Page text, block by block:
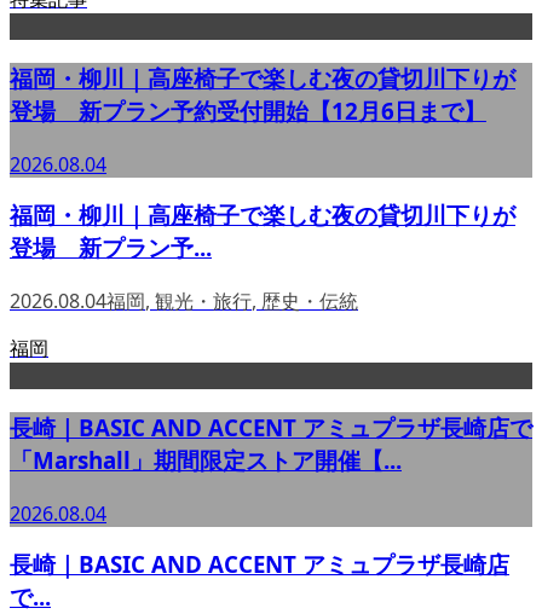
福岡・柳川｜高座椅子で楽しむ夜の貸切川下りが
登場 新プラン予約受付開始【12月6日まで】
2026.08.04
福岡・柳川｜高座椅子で楽しむ夜の貸切川下りが
登場 新プラン予...
2026.08.04福岡, 観光・旅行, 歴史・伝統
福岡
長崎｜BASIC AND ACCENT アミュプラザ長崎店で
「Marshall」期間限定ストア開催【...
2026.08.04
長崎｜BASIC AND ACCENT アミュプラザ長崎店
で...